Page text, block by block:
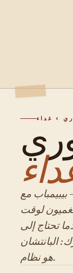
مع
لوقت
تحتاج إلى
البانتشان
هو نظام.